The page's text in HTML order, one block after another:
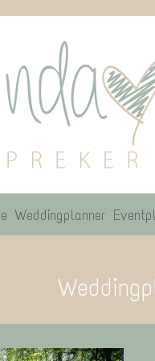
Weddingplanner